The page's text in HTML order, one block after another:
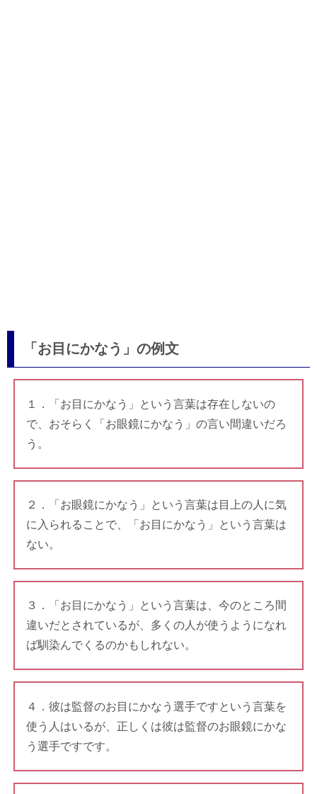
「お目にかなう」の例文
１．「お目にかなう」という言葉は存在しないの
で、おそらく「お眼鏡にかなう」の言い間違いだろ
う。
２．「お眼鏡にかなう」という言葉は目上の人に気
に入られることで、「お目にかなう」という言葉は
ない。
３．「お目にかなう」という言葉は、今のところ間
違いだとされているが、多くの人が使うようになれ
ば馴染んでくるのかもしれない。
４．彼は監督のお目にかなう選手ですという言葉を
使う人はいるが、正しくは彼は監督のお眼鏡にかな
う選手ですです。